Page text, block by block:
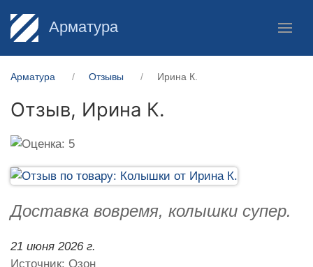
Арматура
Арматура Отзывы Ирина К.
Отзыв, Ирина К.
Доставка вовремя, колышки супер.
21 июня 2026 г.
Источник: Озон